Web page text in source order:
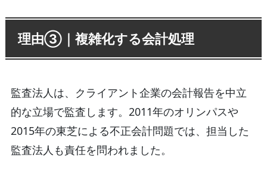
理由③｜複雑化する会計処理
監査法人は、クライアント企業の会計報告を中立
的な立場で監査します。2011年のオリンパスや
2015年の東芝による不正会計問題では、担当した
監査法人も責任を問われました。